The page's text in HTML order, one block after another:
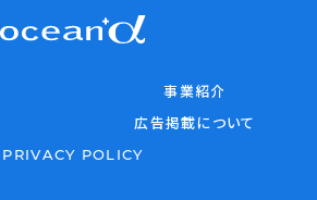
事業紹介
広告掲載について
PRIVACY POLICY